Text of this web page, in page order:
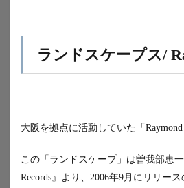
ランドスケープス/
大阪を拠点に活動していた「Raymond
この「ランドスケープ」は曽我部恵
Records』より、 2006年9月にリリー